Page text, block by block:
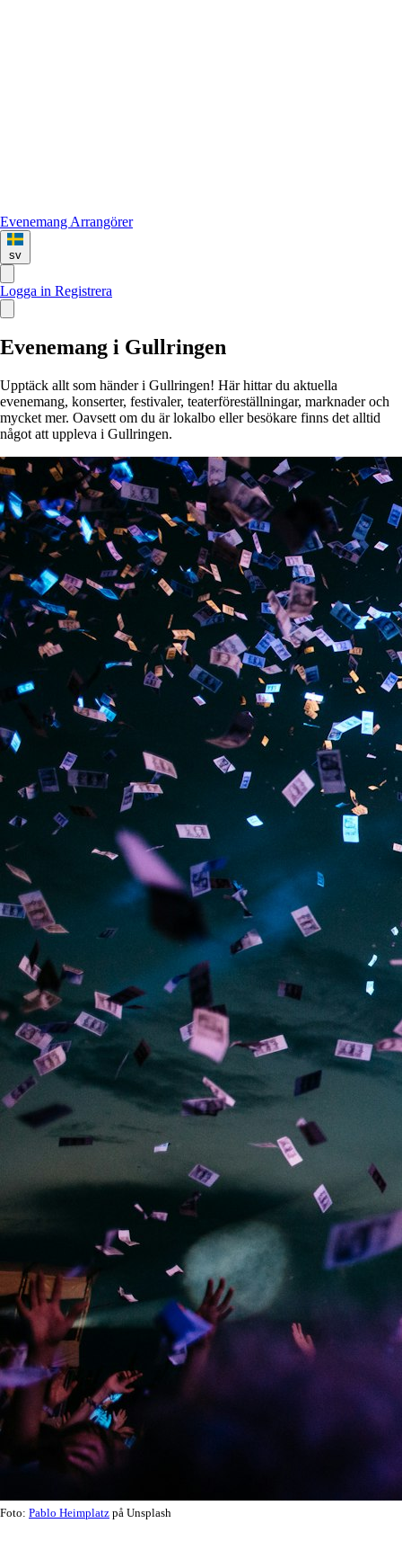
Evenemang Arrangörer
sv
Logga in Registrera
Evenemang i Gullringen
Upptäck allt som händer i Gullringen! Här hittar du aktuella
evenemang, konserter, festivaler, teaterföreställningar, marknader och
mycket mer. Oavsett om du är lokalbo eller besökare finns det alltid
något att uppleva i Gullringen.
Foto: Pablo Heimplatz på Unsplash